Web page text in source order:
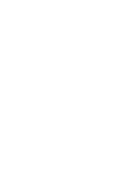
sie über all das, was sie auf
Dive oder
Bord!